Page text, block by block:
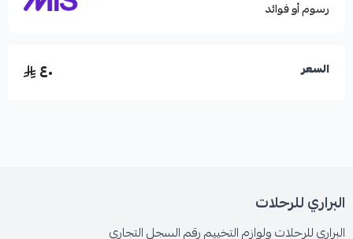
رسوم أو فوائد
السعر ٤٠
البراري للرحلات
البراري للرحلات ولوازم التخييم رقم السجل التجاري